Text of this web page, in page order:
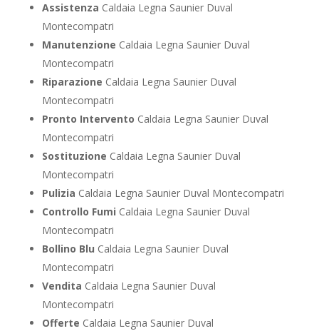
Assistenza Caldaia Legna Saunier Duval
Montecompatri
Manutenzione Caldaia Legna Saunier Duval
Montecompatri
Riparazione Caldaia Legna Saunier Duval
Montecompatri
Pronto Intervento Caldaia Legna Saunier Duval
Montecompatri
Sostituzione Caldaia Legna Saunier Duval
Montecompatri
Pulizia Caldaia Legna Saunier Duval Montecompatri
Controllo Fumi Caldaia Legna Saunier Duval
Montecompatri
Bollino Blu Caldaia Legna Saunier Duval
Montecompatri
Vendita Caldaia Legna Saunier Duval
Montecompatri
Offerte Caldaia Legna Saunier Duval